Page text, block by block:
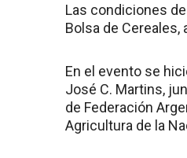
Las condiciones
Bolsa de
En el evento se
José C. Martins,
de Federación
Agricultura de la